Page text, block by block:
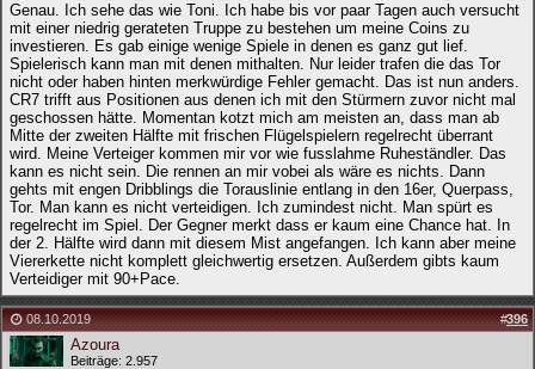
Genau. Ich sehe das wie Toni. Ich habe bis vor paar Tagen auch versucht
mit einer niedrig gerateten Truppe zu bestehen um meine Coins zu
investieren. Es gab einige wenige Spiele in denen es ganz gut lief.
Spielerisch kann man mit denen mithalten. Nur leider trafen die das Tor
nicht oder haben hinten merkwürdige Fehler gemacht. Das ist nun anders.
CR7 trifft aus Positionen aus denen ich mit den Stürmern zuvor nicht mal
geschossen hätte. Momentan kotzt mich am meisten an, dass man ab
Mitte der zweiten Hälfte mit frischen Flügelspielern regelrecht überrant
wird. Meine Verteiger kommen mir vor wie fusslahme Ruheständler. Das
kann es nicht sein. Die rennen an mir vobei als wäre es nichts. Dann
gehts mit engen Dribblings die Torauslinie entlang in den 16er, Querpass,
Tor. Man kann es nicht verteidigen. Ich zumindest nicht. Man spürt es
regelrecht im Spiel. Der Gegner merkt dass er kaum eine Chance hat. In
der 2. Hälfte wird dann mit diesem Mist angefangen. Ich kann aber meine
Viererkette nicht komplett gleichwertig ersetzen. Außerdem gibts kaum
Verteidiger mit 90+Pace.
08.10.2019 #396
Azoura
Beiträge: 2.957